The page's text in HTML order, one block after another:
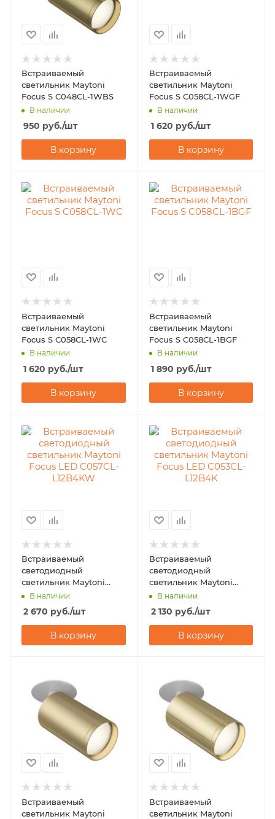
Встраиваемый
светильник Maytoni
Focus S C048CL-1WBS
В наличии
950 руб./шт
В корзину
Встраиваемый
светильник Maytoni
Focus S C058CL-1WGF
В наличии
1 620 руб./шт
В корзину
Встраиваемый
светильник Maytoni
Focus S C058CL-1WC
В наличии
1 620 руб./шт
В корзину
Встраиваемый
светильник Maytoni
Focus S C058CL-1BGF
В наличии
1 890 руб./шт
В корзину
Встраиваемый
светодиодный
светильник Maytoni
Focus LED C057CL-
В наличии
2 670 руб./шт
В корзину
Встраиваемый
светодиодный
светильник Maytoni
Focus LED C053CL-
В наличии
2 130 руб./шт
В корзину
Встраиваемый
светильник Maytoni
Встраиваемый
светильник Maytoni